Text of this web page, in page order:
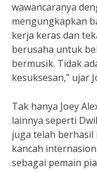
wawancaranya
mengungkapkan
kerja keras dan
berusaha untuk
bermusik. Tidak
kesuksesan,” ujar
Tak hanya Joey
lainnya seperti
juga telah berhasil
kancah
sebagai pemain